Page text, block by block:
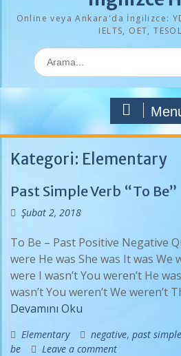
Online veya Ankara'da İngilizce:
IELTS, OET,
Search
for:
Kategori: Elementary
Past Simple Verb “To Be”
Şubat 2, 2018
To Be – Past Positive Negative
were He was She was It was We
were I wasn’t You weren’t He
wasn’t You weren’t We weren’t
Devamını Oku
Elementary negative, past simple
be
Leave a comment